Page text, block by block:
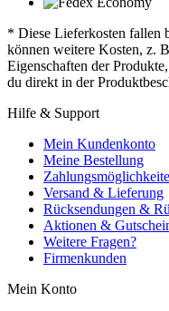
* Diese Lieferkosten fallen
können weitere Kosten, z.
Eigenschaften der
du direkt in der
Hilfe & Support
Mein Kundenkonto
Meine Bestellung
Versand & Lieferung
Rücksendungen &
Aktionen &
Weitere Fragen?
Firmenkunden
Mein Konto